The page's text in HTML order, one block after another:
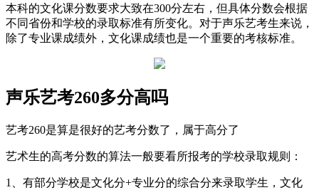
本科的文化课分数要求大致在300分左右，但具体分数会根据
不同省份和学校的录取标准有所变化。对于声乐艺考生来说，
除了专业课成绩外，文化课成绩也是一个重要的考核标准。‌
声乐艺考260多分高吗
艺考260是算是很好的艺考分数了，属于高分了
艺术生的高考分数的算法一般要看所报考的学校录取规则：
1、有部分学校是文化分+专业分的综合分来录取学生，文化